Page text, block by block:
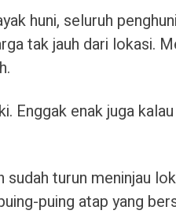
huni, seluruh
tak jauh dari lokasi.
Enggak enak juga
turun meninjau
puing atap yang